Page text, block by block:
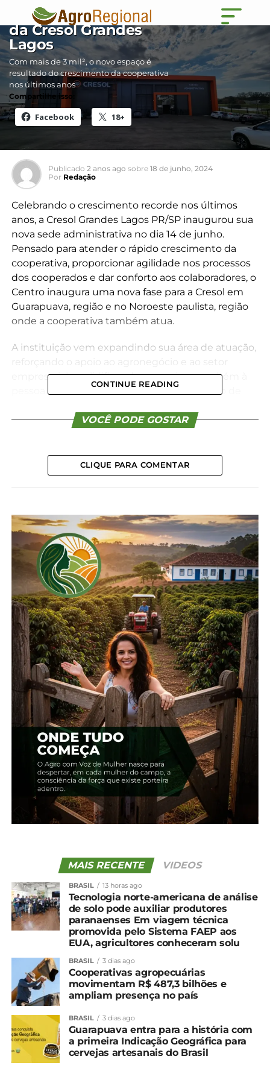
fortalece expansão
da Cresol Grandes
Lagos
Com mais de 3 mil², o novo espaço é
resultado do crescimento da cooperativa
nos últimos anos
Compartilhe isso:
Facebook 18+
Publicado 2 anos ago sobre 18 de junho, 2024
Por Redação
Celebrando o crescimento recorde nos últimos
anos, a Cresol Grandes Lagos PR/SP inaugurou sua
nova sede administrativa no dia 14 de junho.
Pensado para atender o rápido crescimento da
cooperativa, proporcionar agilidade nos processos
dos cooperados e dar conforto aos colaboradores, o
Centro inaugura uma nova fase para a Cresol em
Guarapuava, região e no Noroeste paulista, região
onde a cooperativa também atua.
A instituição vem expandindo sua área de atuação,
empresarial e solidificando os serviços também à
pessoa física. Essa “Onda Laranja” é resultado de
comunidade e parceria com as instituições nos
“O centro administrativo tem um único objetivo,
atender melhor o nosso cooperado. Cooperado ao
centro sempre. Esse é o nosso objetivo” – Nilceu
Kempf, presidente da Cresol Grandes Lagos
Para o presidente da Cresol Grandes Lagos, Nilceu
Kempf, o Zeca, o novo espaço vai proporcionar um
atendimento de melhor qualidade aos cooperados.
Ele lembra que o investimento foi necessário para
atender as demandas que o crescimento da
cooperativa provocou. “Em 2023, as instituições
financeiras tradicionais cresceram 11%. O nosso
é para qualquer instituição, não é para qualquer
empresa. Isso é fruto de trabalho, fruto de
credibilidade, isso é fruto de carisma, de dedicação
para com o nosso cooperado, que é a nossa
essência”, afirmou.
O espaço abrigará mais de 140 espaços de trabalho,
auditório, salas corporativas de reunião, que
também será de uso dos cooperados, espaço café,
além de área de descanso. No total, são 3 mil². O
novo Centro Administrativo da Cresol Grandes
Lagos está localizado na Rua Alzino Carazai, número
826, no bairro Primavera.
CONTINUE READING
VOCÊ PODE GOSTAR
CLIQUE PARA COMENTAR
MAIS RECENTE VIDEOS
BRASIL 13 horas ago
Tecnologia norte-americana de análise
de solo pode auxiliar produtores
paranaenses Em viagem técnica
promovida pelo Sistema FAEP aos
EUA, agricultores conheceram solu
BRASIL 3 dias ago
Cooperativas agropecuárias
movimentam R$ 487,3 bilhões e
ampliam presença no país
BRASIL 3 dias ago
Guarapuava entra para a história com
a primeira Indicação Geográfica para
cervejas artesanais do Brasil